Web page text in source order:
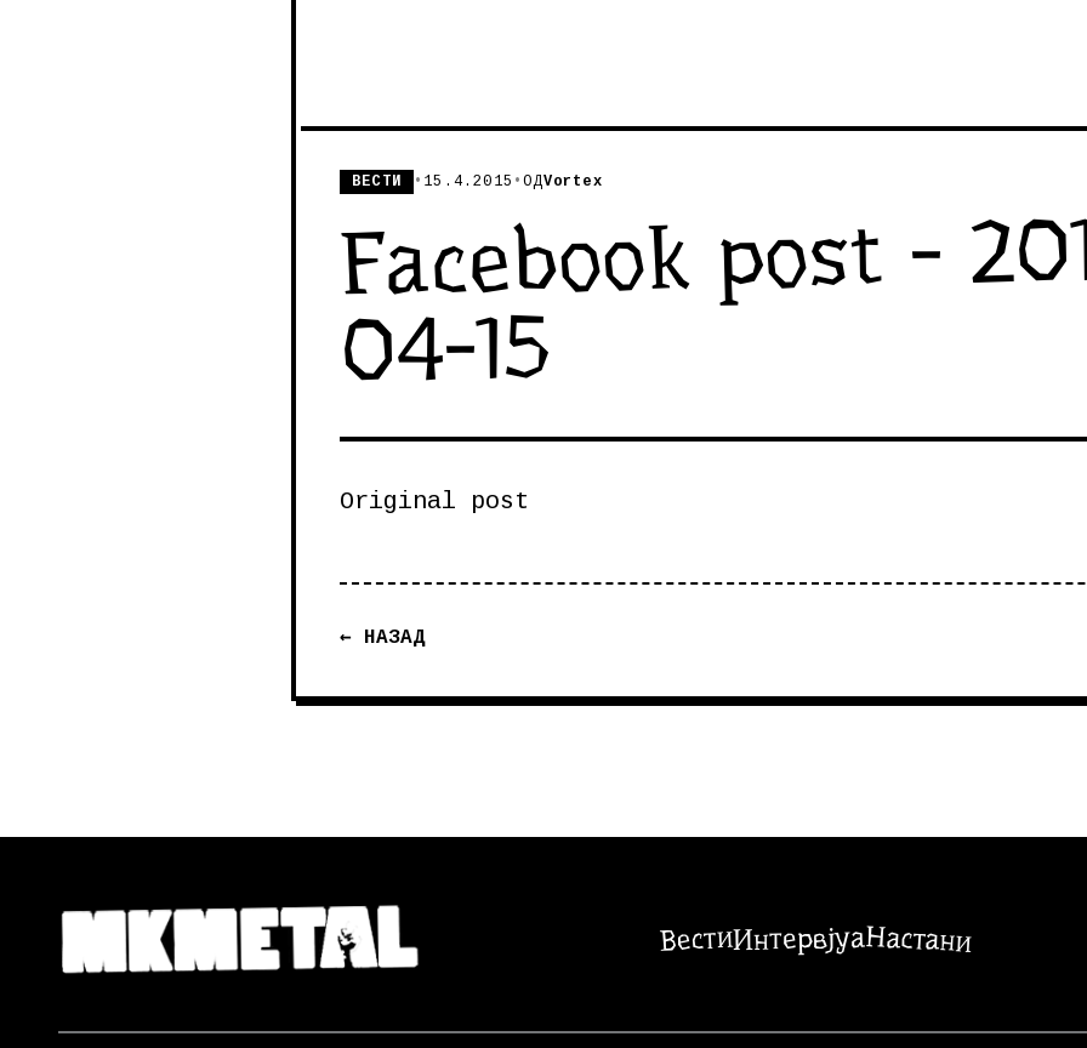
ВЕСТИ • 15.4.2015 •ОДVortex
Facebook post -
04-15
Original post
← НАЗАД
ВестиИнтервјуаНастани